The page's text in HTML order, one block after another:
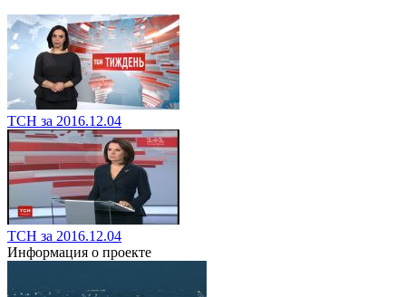
ТСН за 2016.12.04
ТСН за 2016.12.04
Информация о проекте